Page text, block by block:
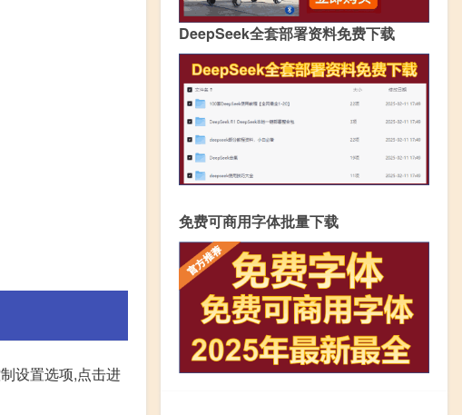
设置选项,点击进
DeepSeek全套部署资料免费下载
免费可商用字体批量下载